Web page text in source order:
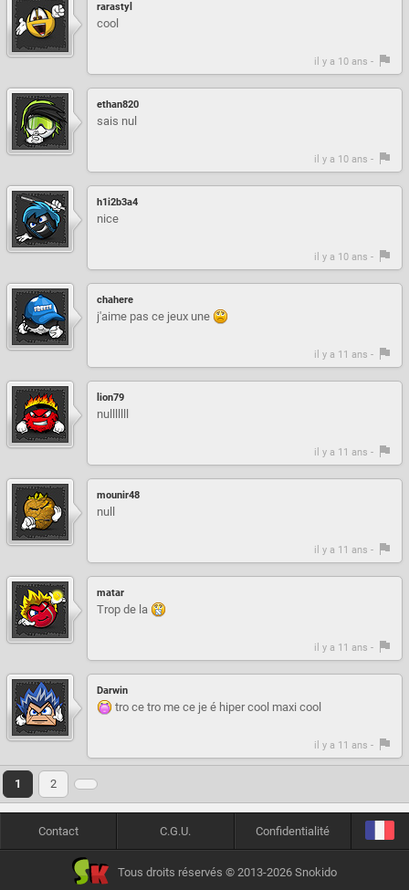
rarastyl
cool
il y a 10 ans -
ethan820
sais nul
il y a 10 ans -
h1i2b3a4
nice
il y a 10 ans -
chahere
j'aime pas ce jeux une
il y a 11 ans -
lion79
nulllllll
il y a 11 ans -
mounir48
null
il y a 11 ans -
matar
Trop de la
il y a 11 ans -
Darwin
tro ce tro me ce je é hiper cool maxi cool
il y a 11 ans -
1 2
Contact C.G.U. Confidentialité
Tous droits réservés © 2013-2026 Snokido